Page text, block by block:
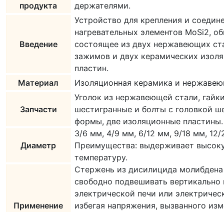
продукта
держателями.
Введение
Устройство для крепления и
нагревательных элементов MoSi2,
состоящее из двух нержавеющих
зажимов и двух керамических
пластин.
Материал
Изоляционная керамика и
Запчасти
Уголок из нержавеющей стали,
шестигранные и болты с головкой
формы, две изоляционные пластины.
Диаметр
3/6 мм, 4/9 мм, 6/12 мм, 9/18 мм,
Преимущества: выдерживает
температуру.
Применение
Стержень из дисилицида
свободно подвешивать вертикально
электрической печи или
избегая напряжения, вызванного